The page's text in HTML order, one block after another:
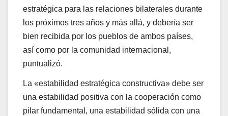
estratégica para las relaciones bilaterales durante
los próximos tres años y más allá, y debería ser
bien recibida por los pueblos de ambos países,
así como por la comunidad internacional,
puntualizó.
La «estabilidad estratégica constructiva» debe ser
una estabilidad positiva con la cooperación como
pilar fundamental, una estabilidad sólida con una